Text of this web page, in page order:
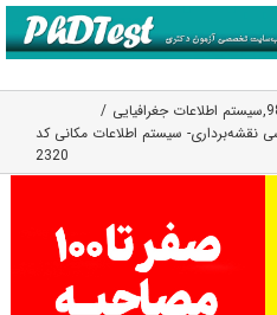
,سیستم اطلاعات جغرافیایی
آزمون دکتری 98 مهندسی نقشه‌برداری- سیستم اطلاعات مکانی کد
2320